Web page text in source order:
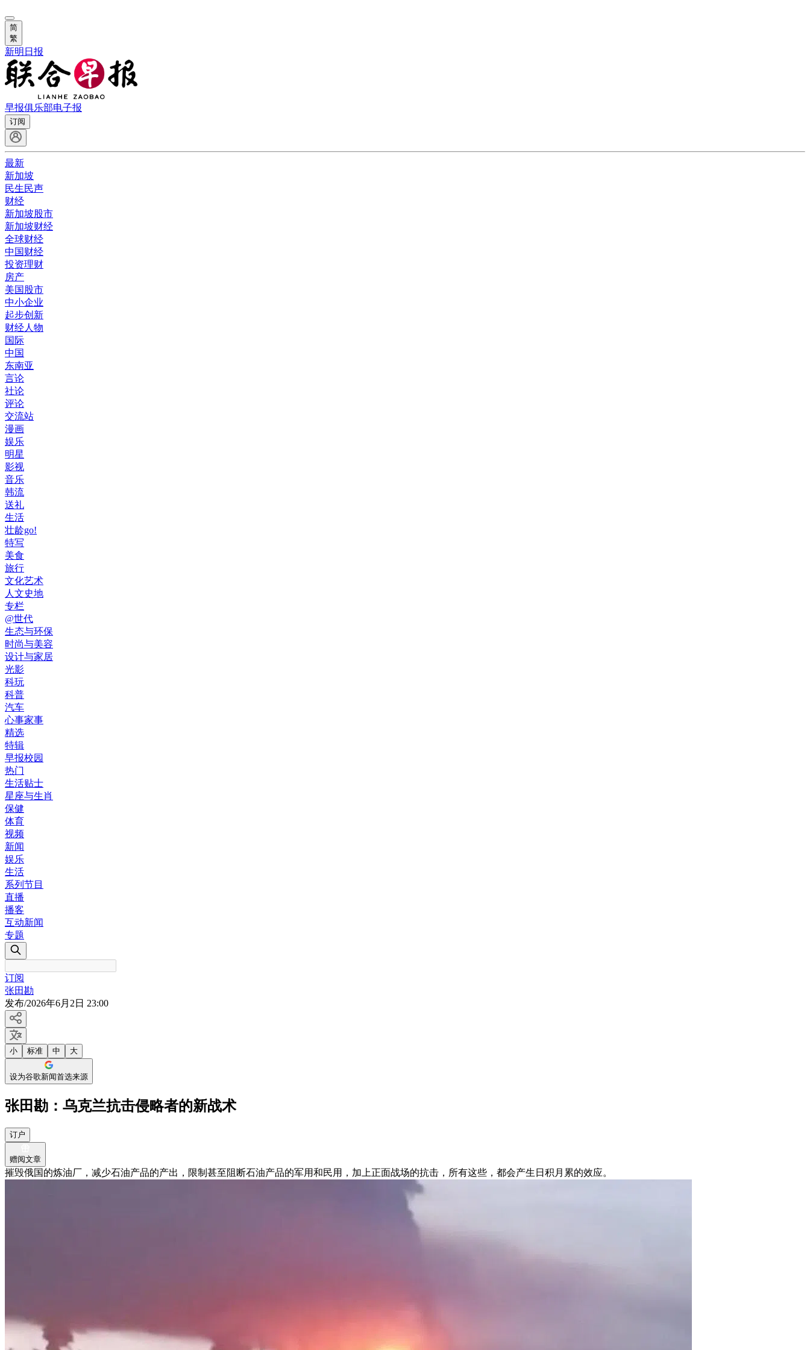
简
繁
新明日报
早报俱乐部电子报
订阅
最新
新加坡
民生民声
财经
新加坡股市
新加坡财经
全球财经
中国财经
投资理财
房产
美国股市
中小企业
起步创新
财经人物
国际
中国
东南亚
言论
社论
评论
交流站
漫画
娱乐
明星
影视
音乐
韩流
送礼
生活
壮龄go!
特写
美食
旅行
文化艺术
人文史地
专栏
@世代
生态与环保
时尚与美容
设计与家居
光影
科玩
科普
汽车
心事家事
精选
特辑
早报校园
热门
生活贴士
星座与生肖
保健
体育
视频
新闻
娱乐
生活
系列节目
直播
播客
互动新闻
专题
订阅
张田勘
发布/2026年6月2日 23:00
小 标准 中 大
设为谷歌新闻首选来源
张田勘：乌克兰抗击侵略者的新战术
订户
赠阅文章
摧毁俄国的炼油厂，减少石油产品的产出，限制甚至阻断石油产品的军用和民用，加上正面战场的抗击，所有这些，都会产生日积月累的效应。